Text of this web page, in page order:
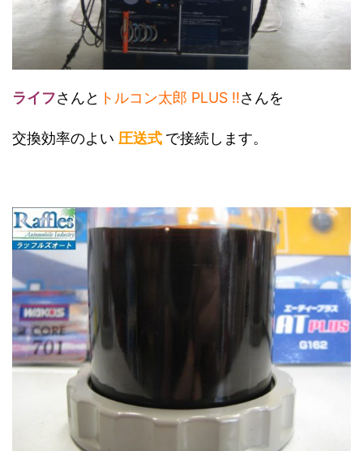
ライフさんと トルコン太郎 PLUS !!さんを
交換効率のよい 圧送式 で接続します。